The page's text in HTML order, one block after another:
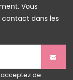
Vous
dans les
de